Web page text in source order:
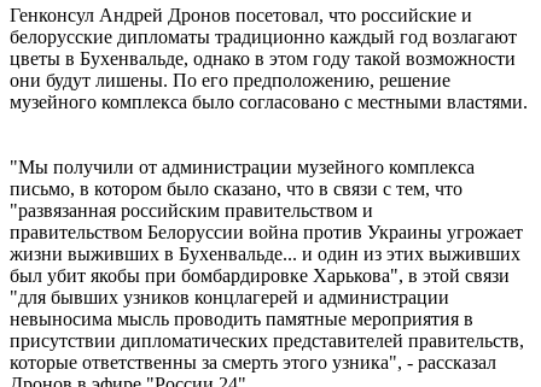
Генконсул Андрей Дронов посетовал, что российские и
белорусские дипломаты традиционно каждый год возлагают
цветы в Бухенвальде, однако в этом году такой возможности
они будут лишены. По его предположению, решение
музейного комплекса было согласовано с местными властями.
"Мы получили от администрации музейного комплекса
письмо, в котором было сказано, что в связи с тем, что
"развязанная российским правительством и
правительством Белоруссии война против Украины угрожает
жизни выживших в Бухенвальде... и один из этих выживших
был убит якобы при бомбардировке Харькова", в этой связи
"для бывших узников концлагерей и администрации
невыносима мысль проводить памятные мероприятия в
присутствии дипломатических представителей правительств,
которые ответственны за смерть этого узника", - рассказал